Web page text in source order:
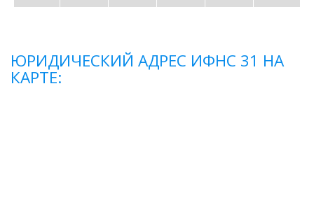
ЮРИДИЧЕСКИЙ АДРЕС ИФНС 31 НА
КАРТЕ: